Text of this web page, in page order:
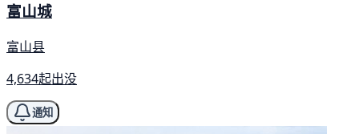
富山城
富山县
4,634起出没
通知